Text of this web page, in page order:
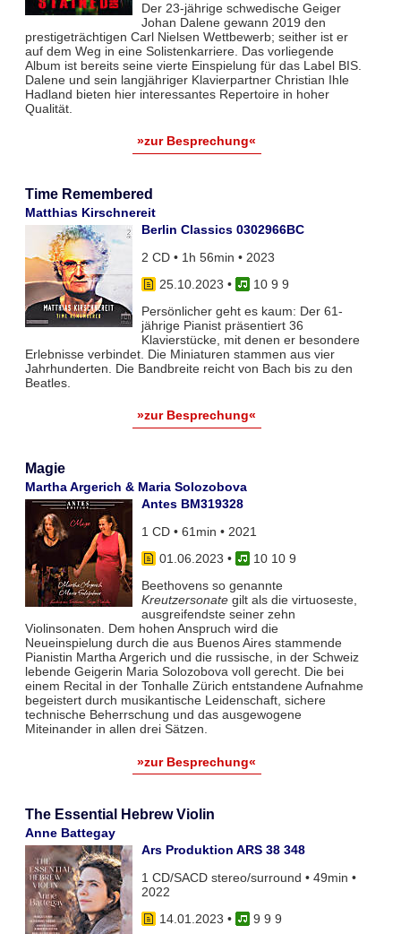
Der 23-jährige schwedische Geiger
Johan Dalene gewann 2019 den
prestigeträchtigen Carl Nielsen Wettbewerb; seither ist er
auf dem Weg in eine Solistenkarriere. Das vorliegende
Album ist bereits seine vierte Einspielung für das Label BIS.
Dalene und sein langjähriger Klavierpartner Christian Ihle
Hadland bieten hier interessantes Repertoire in hoher
Qualität.
»zur Besprechung«
Time Remembered
Matthias Kirschnereit
Berlin Classics 0302966BC
2 CD • 1h 56min • 2023
25.10.2023 •
10 9 9
Persönlicher geht es kaum: Der 61-
jährige Pianist präsentiert 36
Klavierstücke, mit denen er besondere
Erlebnisse verbindet. Die Miniaturen stammen aus vier
Jahrhunderten. Die Bandbreite reicht von Bach bis zu den
Beatles.
»zur Besprechung«
Magie
Martha Argerich & Maria Solozobova
Antes BM319328
1 CD • 61min • 2021
01.06.2023 •
10 10 9
Beethovens so genannte
Kreutzersonategilt als die virtuoseste,
ausgreifendste seiner zehn
Violinsonaten. Dem hohen Anspruch wird die
Neueinspielung durch die aus Buenos Aires stammende
Pianistin Martha Argerich und die russische, in der Schweiz
lebende Geigerin Maria Solozobova voll gerecht. Die bei
einem Recital in der Tonhalle Zürich entstandene Aufnahme
begeistert durch musikantische Leidenschaft, sichere
technische Beherrschung und das ausgewogene
Miteinander in allen drei Sätzen.
»zur Besprechung«
The Essential Hebrew Violin
Anne Battegay
Ars Produktion ARS 38 348
1 CD/SACD stereo/surround • 49min •
2022
14.01.2023 •
9 9 9